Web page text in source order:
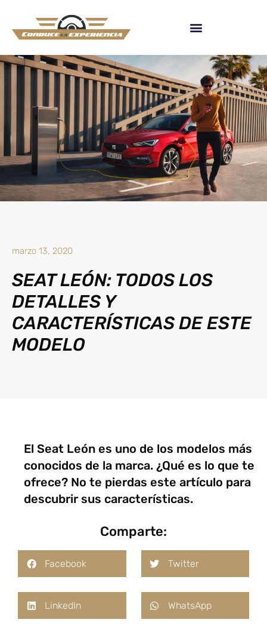
marzo 13, 2020
SEAT LEÓN: TODOS LOS
DETALLES Y
CARACTERÍSTICAS DE ESTE
MODELO
El Seat León es uno de los modelos más
conocidos de la marca. ¿Qué es lo que te
ofrece? No te pierdas este artículo para
descubrir sus características.
Comparte:
Facebook Twitter
LinkedIn WhatsApp